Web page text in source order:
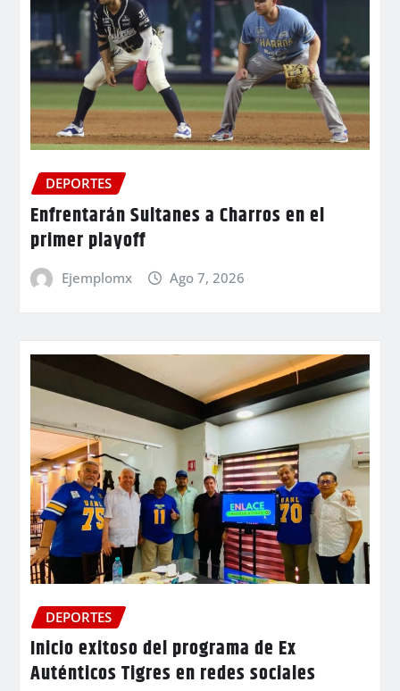
DEPORTES
Enfrentarán Sultanes a Charros en el
primer playoff
Ejemplomx Ago 7, 2026
DEPORTES
Inicio exitoso del programa de Ex
Auténticos Tigres en redes sociales